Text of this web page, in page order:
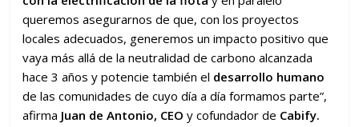
queremos asegurarnos de que, con los proyectos
locales adecuados, generemos un impacto positivo que
vaya más allá de la neutralidad de carbono alcanzada
hace 3 años y potencie también el desarrollo humano
de las comunidades de cuyo día a día formamos parte”,
afirma Juan de Antonio, CEOy cofundador de Cabify.